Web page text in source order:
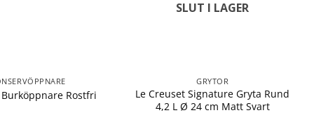
Rostfri
SLUT I LAGER
GRYTOR
Le Creuset Signature Gryta Rund
4,2 L Ø 24 cm Matt Svart